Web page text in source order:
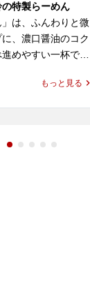
特製らーめん
は、ふんわりと微
、濃口醤油のコク
めやすい一杯で
の具材が加わり、舎
んのランチを探し
もっと見る